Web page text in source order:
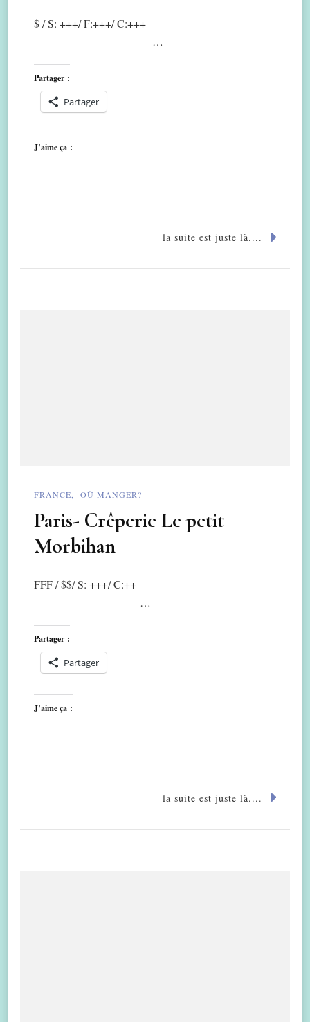
$ / S: +++/ F:+++/ C:+++
…
Partager :
Partager
J’aime ça :
la suite est juste là....
FRANCE OÙ MANGER?
Paris- Crêperie Le petit
Morbihan
FFF / $$/ S: +++/ C:++
…
Partager :
Partager
J’aime ça :
la suite est juste là....